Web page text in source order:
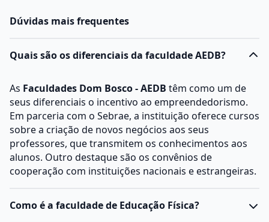
Dúvidas mais frequentes
Quais são os diferenciais da faculdade AEDB?
As Faculdades Dom Bosco - AEDB têm como um de
seus diferenciais o incentivo ao empreendedorismo.
Em parceria com o Sebrae, a instituição oferece cursos
sobre a criação de novos negócios aos seus
professores, que transmitem os conhecimentos aos
alunos. Outro destaque são os convênios de
cooperação com instituições nacionais e estrangeiras.
Como é a faculdade de Educação Física?